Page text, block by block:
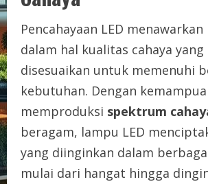
Pencahayaan LED
dalam hal kualitas cahaya
disesuaikan untuk memenuhi
kebutuhan. Dengan
memproduksi spektrum
beragam, lampu LED
yang diinginkan dalam
mulai dari hangat hingga